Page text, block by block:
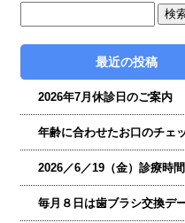
最近の投稿
2026年7月休診日のご案内